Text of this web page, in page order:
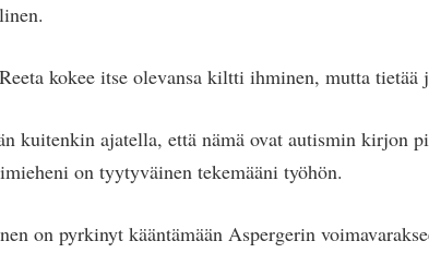
kokee itse olevansa kiltti ihminen, mutta tietää
kuitenkin ajatella, että nämä ovat autismin kirjon
on tyytyväinen tekemääni työhön.
on pyrkinyt kääntämään Aspergerin